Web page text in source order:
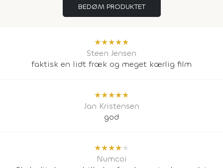
BEDØM PRODUKTET
★★★★★
Steen Jensen
faktisk en lidt fræk og meget kærlig film
★★★★★
Jan Kristensen
god
★★★★★
Numcoi